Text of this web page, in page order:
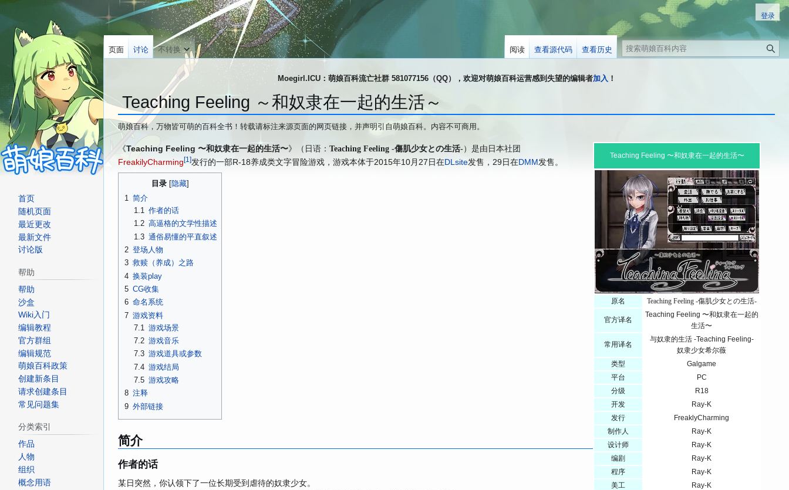
Moegirl.ICU：萌娘百科流亡社群 581077156（QQ），欢迎对萌娘百科运营感到失望的编辑者加入 ！
Teaching Feeling ～和奴隶在一起的生活～
萌娘百科，万物皆可萌的百科全书！转载请标注来源页面的网页链接，并声明引自萌娘百科。内容不可商用。
跳
转
到
航
跳
转
到
索
Teaching Feeling 〜和奴隶在一起的生活〜
原名 Teaching Feeling -傷肌少女との生活-
官方译名
Teaching Feeling 〜和奴隶在一起的
生活〜
常用译名
与奴隶的生活 -Teaching Feeling-
奴隶少女希尔薇
类型
Galgame
平台
PC
分级
R18
开发
Ray-K
发行
FreaklyCharming
制作人
Ray-K
设计师
Ray-K
编剧
Ray-K
程序
Ray-K
美工
Ray-K
《Teaching Feeling 〜和奴隶在一起的生活〜》（日语： Teaching Feeling -傷肌少女との生活-）是由日本社团
FreakilyCharming[1 ]发行的一部R-18养成类文字冒险游戏，游戏本体于2015年10月27日在DLsite发售，29日在DMM发售。
目录
1
简介
1.1
作者的话
1.2 高逼格的文学性描述
1.3 通俗易懂的平直叙述
2 登场人物
3 救赎（ 养成） 之路
4 换装play
5 CG收集
6 命名系统
7 游戏资料
7.1 游戏场景
7.2 游戏音乐
7.3 游戏道具或参数
7.4 游戏结局
7.5 游戏攻略
8 注释
9 外部链接
简介
作者的话
某日突然，你认领下了一位长期受到虐待的奴隶少女。
登录
页面 讨论 不转换 阅读 查看源代码 查看历史
搜
索
首页
随机页面
最近更改
最新文件
讨论版
帮助
帮助
沙盒
Wiki入门
编辑教程
官方群组
编辑规范
萌娘百科政策
创建新条目
请求创建条目
常见问题集
分类索引
作品
人物
组织
概念用语